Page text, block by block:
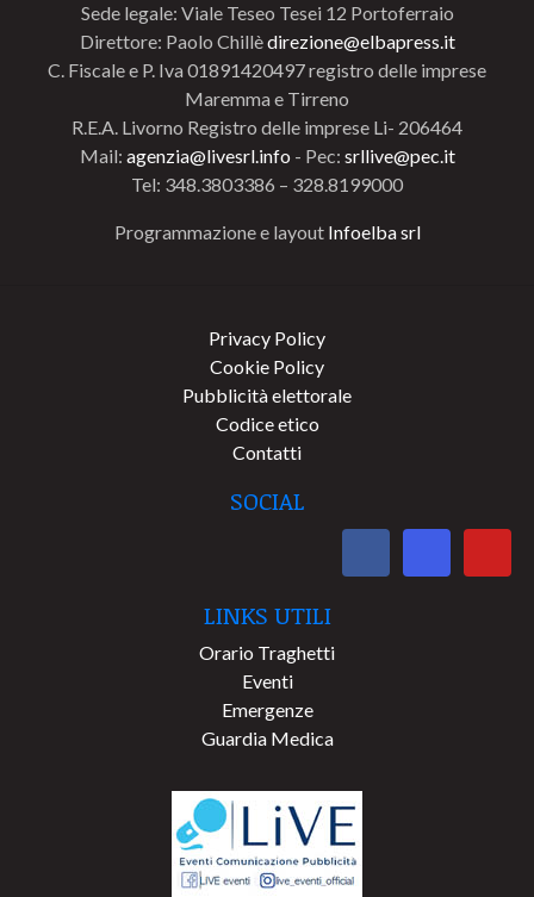
Sede legale: Viale Teseo Tesei 12 Portoferraio
Direttore: Paolo Chillèdirezione@elbapress.it
C. Fiscale e P. Iva 01891420497 registro delle imprese
Maremma e Tirreno
R.E.A. Livorno Registro delle imprese Li- 206464
Mail: agenzia@livesrl.info - Pec: srllive@pec.it
Tel: 348.3803386 – 328.8199000
Programmazione e layout Infoelba srl
Privacy Policy
Cookie Policy
Pubblicità elettorale
Codice etico
Contatti
SOCIAL
LINKS UTILI
Orario Traghetti
Eventi
Emergenze
Guardia Medica